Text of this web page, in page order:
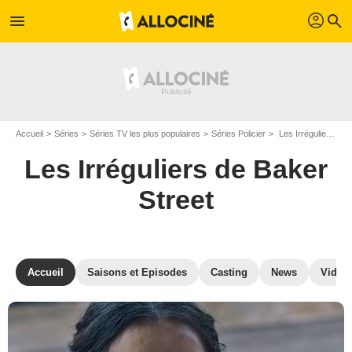
menu profil search
Accueil Séries Séries TV les plus populaires Séries Policier Les Irréguliers de Baker Street
Les Irréguliers de Baker
Street
Accueil Saisons et Episodes Casting News